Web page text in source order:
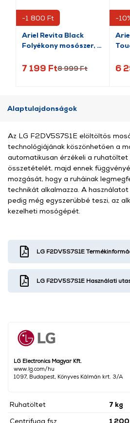
-1 800 Ft
Ariel Revita Black
Folyékony mosószer, 3
7 199 Ft8 999 Ft
-
db
6
Alaptulajdonságok
LG Electronics Magyar Kft.
www.lg.com/hu
1097, Budapest, Könyves Kálmán krt. 3/A
Ruhatöltet
7 kg
Centrifuga fsz.
1
Az LG F2DV5S7S1E elöltöltős
technológiájának köszönhetően a
automatikusan érzékeli a ruhatöltet
összetételét, majd ennek
mozgását, hogy a ruháinak
technikát alkalmazza. A
pedig még egyszerűbbé teszi, az
kezelheti mosógépét.
LG F2DV5S7S1E
LG F2DV5S7S1E Használati